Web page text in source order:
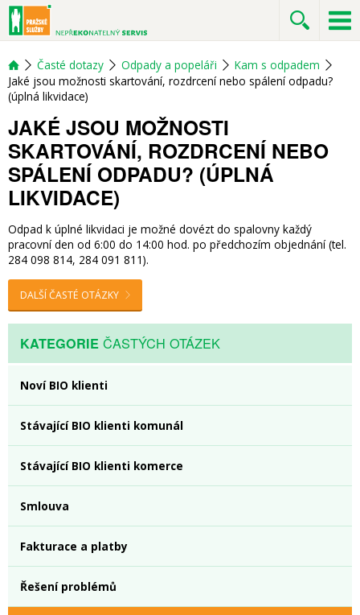
Časté dotazy Odpady a popeláři
Kam s odpadem
Jaké jsou možnosti skartování, rozdrcení nebo spálení odpadu?
(úplná likvidace)
JAKÉ JSOU MOŽNOSTI
SKARTOVÁNÍ, ROZDRCENÍ NEBO
SPÁLENÍ ODPADU? (ÚPLNÁ
LIKVIDACE)
Odpad k úplné likvidaci je možné dovézt do spalovny každý
pracovní den od 6:00 do 14:00 hod. po předchozím objednání (tel.
284 098 814, 284 091 811).
DALŠÍ ČASTÉ OTÁZKY
KATEGORIE ČASTÝCH OTÁZEK
Noví BIO klienti
Stávající BIO klienti komunál
Stávající BIO klienti komerce
Smlouva
Fakturace a platby
Řešení problémů